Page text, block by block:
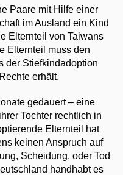
Paare mit Hilfe einer
im Ausland ein Kind
Elternteil von Taiwans
Elternteil muss den
der Stiefkindadoption
erhält.
gedauert – eine
Tochter rechtlich in
Elternteil hat
keinen Anspruch auf
Scheidung, oder Tod
handhabt es